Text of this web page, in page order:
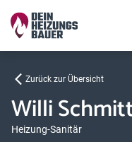
Zurück zur Übersicht
Willi
Heizung-Sanitär